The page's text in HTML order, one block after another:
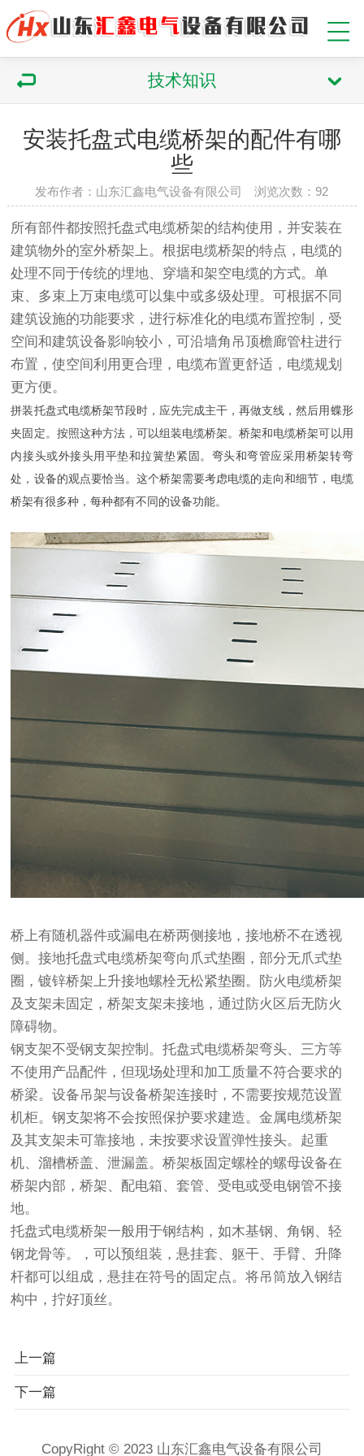
技术知识
安装托盘式电缆桥架的配件有哪
些
发布作者：山东汇鑫电气设备有限公司 浏览次数： 92
所有部件都按照托盘式电缆桥架的结构使用，并安装在
建筑物外的室外桥架上。根据电缆桥架的特点，电缆的
处理不同于传统的埋地、穿墙和架空电缆的方式。单
束、多束上万束电缆可以集中或多级处理。可根据不同
建筑设施的功能要求，进行标准化的电缆布置控制，受
空间和建筑设备影响较小，可沿墙角吊顶檐廊管柱进行
布置，使空间利用更合理，电缆布置更舒适，电缆规划
更方便。
拼装托盘式电缆桥架节段时，应先完成主干，再做支线，然后用蝶形
夹固定。按照这种方法，可以组装电缆桥架。桥架和电缆桥架可以用
内接头或外接头用平垫和拉簧垫紧固。弯头和弯管应采用桥架转弯
处，设备的观点要恰当。这个桥架需要考虑电缆的走向和细节，电缆
桥架有很多种，每种都有不同的设备功能。
桥上有随机器件或漏电在桥两侧接地，接地桥不在透视
侧。接地托盘式电缆桥架弯向爪式垫圈，部分无爪式垫
圈，镀锌桥架上升接地螺栓无松紧垫圈。防火电缆桥架
及支架未固定，桥架支架未接地，通过防火区后无防火
障碍物。
钢支架不受钢支架控制。托盘式电缆桥架弯头、三方等
不使用产品配件，但现场处理和加工质量不符合要求的
桥梁。设备吊架与设备桥架连接时，不需要按规范设置
机柜。钢支架将不会按照保护要求建造。金属电缆桥架
及其支架未可靠接地，未按要求设置弹性接头。起重
机、溜槽桥盖、泄漏盖。桥架板固定螺栓的螺母设备在
桥架内部，桥架、配电箱、套管、受电或受电钢管不接
地。
托盘式电缆桥架一般用于钢结构，如木基钢、角钢、轻
钢龙骨等。，可以预组装，悬挂套、躯干、手臂、升降
杆都可以组成，悬挂在符号的固定点。将吊筒放入钢结
构中，拧好顶丝。
上一篇
下一篇
CopyRight © 2023 山东汇鑫电气设备有限公司